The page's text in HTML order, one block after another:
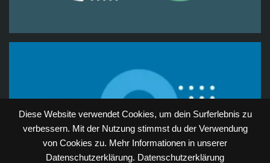
Diese Website verwendet Cookies, um dein Surferlebnis zu
verbessern. Mit der Nutzung stimmst du der Verwendung
von Cookies zu. Mehr Informationen in unserer
Datenschutzerklärung. Datenschutzerklärung